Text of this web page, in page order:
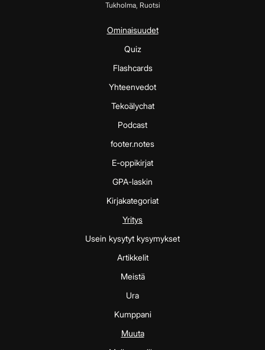
Tukholma, Ruotsi
Ominaisuudet
Quiz
Flashcards
Yhteenvedot
Tekoälychat
Podcast
footer.notes
E-oppikirjat
GPA-laskin
Kirjakategoriat
Yritys
Usein kysytyt kysymykset
Artikkelit
Meistä
Ura
Kumppani
Muuta